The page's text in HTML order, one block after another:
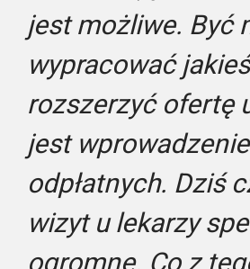
jest możliwe. Być
wypracować
rozszerzyć ofertę
jest
odpłatnych. Dziś
wizyt u lekarzy
ogromne. Co z